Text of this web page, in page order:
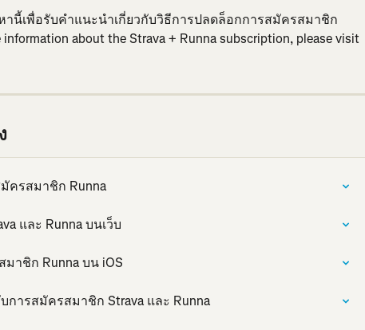
นี้เพื่อรับคำแนะนำเกี่ยวกับวิธีการปลดล็อกการสมัครสมาชิก
information about the Strava + Runna subscription, please visit
ครสมาชิก Runna
และ Runna บนเว็บ
าชิก Runna บน iOS
ารสมัครสมาชิก Strava และ Runna